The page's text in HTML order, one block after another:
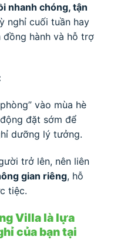
nhanh chóng, tận
nghỉ cuối tuần hay
đồng hành và hỗ trợ
vào mùa hè
đặt sớm để
dưỡng lý tưởng.
trở lên, nên liên
gian riêng, hỗ
tiệc.
Villa là lựa
của bạn tại